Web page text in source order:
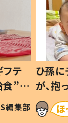
フテ
食”を
の親
編集部
ひ孫
が、
「涙が
い」